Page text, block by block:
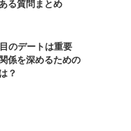
る質問まとめ
のデートは重要
係を深めるための
？